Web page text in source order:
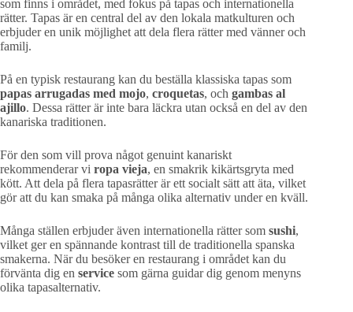
som finns i området, med fokus på tapas och internationella
rätter. Tapas är en central del av den lokala matkulturen och
erbjuder en unik möjlighet att dela flera rätter med vänner och
familj.
På en typisk restaurang kan du beställa klassiska tapas som
papas arrugadas med mojo, croquetas, och gambas al
ajillo. Dessa rätter är inte bara läckra utan också en del av den
kanariska traditionen.
För den som vill prova något genuint kanariskt
rekommenderar vi ropa vieja, en smakrik kikärtsgryta med
kött. Att dela på flera tapasrätter är ett socialt sätt att äta, vilket
gör att du kan smaka på många olika alternativ under en kväll.
Många ställen erbjuder även internationella rätter som sushi,
vilket ger en spännande kontrast till de traditionella spanska
smakerna. När du besöker en restaurang i området kan du
förvänta dig en service som gärna guidar dig genom menyns
olika tapasalternativ.